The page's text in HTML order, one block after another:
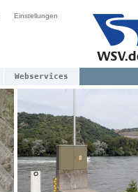
Einstellungen
Webservices